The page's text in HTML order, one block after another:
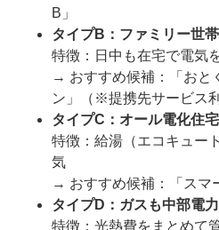
B」
タイプB：ファミリー世
特徴：日中も在宅で電気
→ おすすめ候補：「おと
ン」（※提携先サービス
タイプC：オール電化住宅
特徴：給湯（エコキュー
気
→ おすすめ候補：「スマ
タイプD：ガスも中部電
特徴：光熱費をまとめて